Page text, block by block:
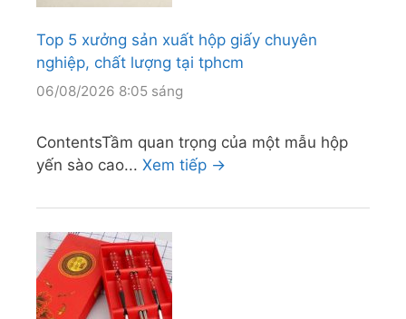
Top 5 xưởng sản xuất hộp giấy chuyên
nghiệp, chất lượng tại tphcm
06/08/2026 8:05 sáng
ContentsTầm quan trọng của một mẫu hộp
yến sào cao... Xem tiếp →